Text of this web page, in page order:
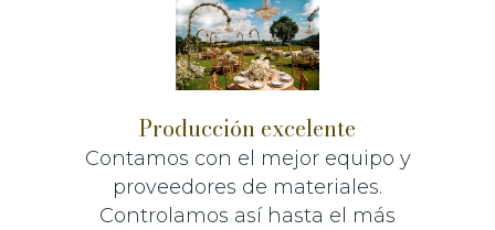
Producción excelente
Contamos con el mejor equipo y
proveedores de materiales.
Controlamos así hasta el más